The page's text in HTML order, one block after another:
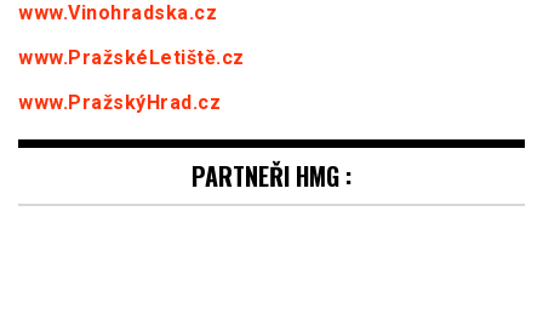
www.Vinohradska.cz
www.PražskéLetiště.cz
www.PražskýHrad.cz
PARTNEŘI HMG :